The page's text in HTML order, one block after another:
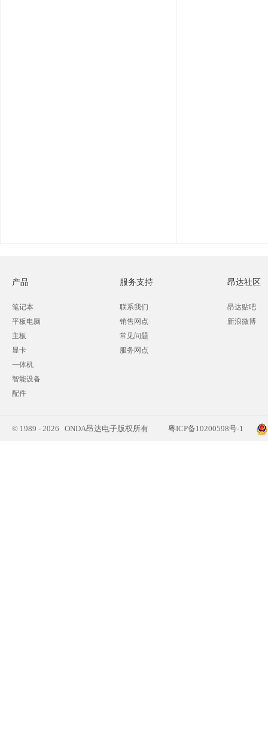
产品
笔记本
平板电脑
主板
显卡
一体机
智能设备
配件
服务支持
联系我们
销售网点
常见问题
服务网点
昂达社区
昂达贴吧
新浪微博
© 1989 - 2026 ONDA昂达电子版权所有 粤ICP备10200598号-1